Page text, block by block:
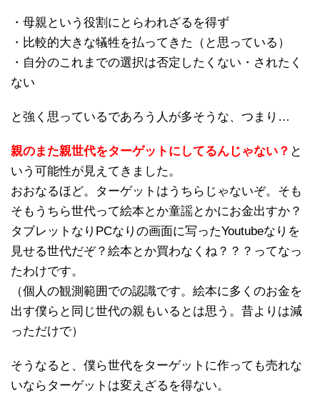
・母親という役割にとらわれざるを得ず
・比較的大きな犠牲を払ってきた（と思っている）
・自分のこれまでの選択は否定したくない・されたく
ない
と強く思っているであろう人が多そうな、つまり…
親のまた親世代をターゲットにしてるんじゃない？ と
いう可能性が見えてきました。
おおなるほど。ターゲットはうちらじゃないぞ。そも
そもうちら世代って絵本とか童謡とかにお金出すか？
タブレットなりPCなりの画面に写ったYoutubeなりを
見せる世代だぞ？絵本とか買わなくね？？？ってなっ
たわけです。
（個人の観測範囲での認識です。絵本に多くのお金を
出す僕らと同じ世代の親もいるとは思う。昔よりは減
っただけで）
そうなると、僕ら世代をターゲットに作っても売れな
いならターゲットは変えざるを得ない。